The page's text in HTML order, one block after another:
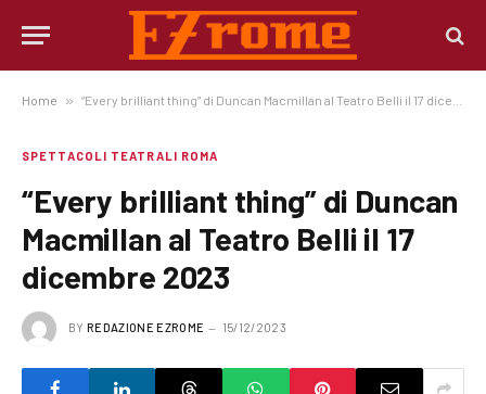
Home » “Every brilliant thing” di Duncan Macmillan al Teatro Belli il 17 dicembre 2023
SPETTACOLI TEATRALI ROMA
“Every brilliant thing” di Duncan
Macmillan al Teatro Belli il 17
dicembre 2023
BY REDAZIONE EZROME 15/12/2023